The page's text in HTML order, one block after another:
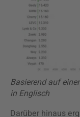
Basierend auf
in Englisch
Darüber hinaus